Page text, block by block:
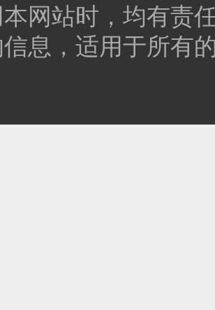
本网站时，均有责
信息，适用于所有